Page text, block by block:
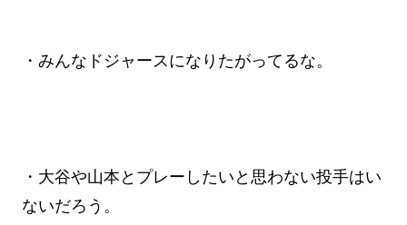
・みんなドジャースになりたがってるな。
・大谷や山本とプレーしたいと思わない投手はい
ないだろう。